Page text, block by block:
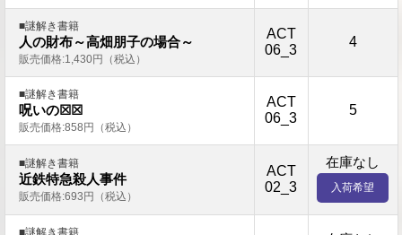
■謎解き書籍
人の財布～高畑朋子の場合～
販売価格:1,430円（税込）
ACT
06_3
4
■謎解き書籍
呪いの☒☒
販売価格:858円（税込）
ACT
06_3
5
■謎解き書籍
近鉄特急殺人事件
販売価格:693円（税込）
ACT
02_3
在庫なし
入荷希望
■謎解き書籍